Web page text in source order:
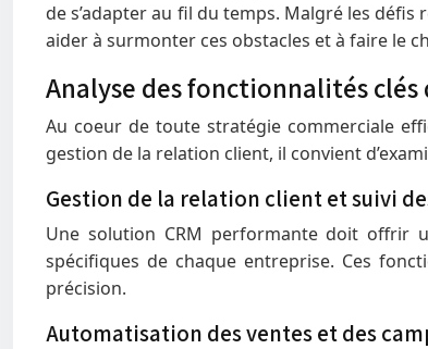
de s’adapter au fil du temps. Malgré les
aider à surmonter ces obstacles et à faire le
Analyse des fonctionnalités clés
Au coeur de toute stratégie commerciale
gestion de la relation client, il convient
Gestion de la relation client et suivi
Une solution CRM performante doit offrir
spécifiques de chaque entreprise. Ces
précision.
Automatisation des ventes et des